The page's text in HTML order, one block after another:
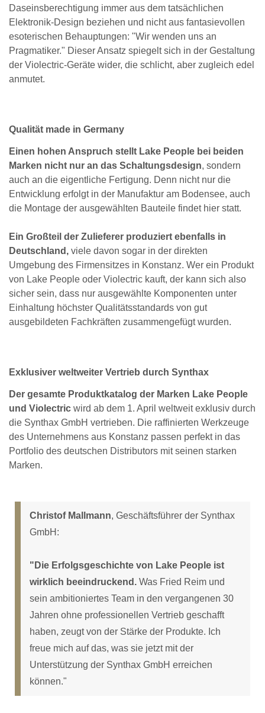
Daseinsberechtigung immer aus dem tatsächlichen
Elektronik-Design beziehen und nicht aus fantasievollen
esoterischen Behauptungen: "Wir wenden uns an
Pragmatiker." Dieser Ansatz spiegelt sich in der Gestaltung
der Violectric-Geräte wider, die schlicht, aber zugleich edel
anmutet.
Qualität made in Germany
Einen hohen Anspruch stellt Lake People bei beiden
Marken nicht nur an das Schaltungsdesign, sondern
auch an die eigentliche Fertigung. Denn nicht nur die
Entwicklung erfolgt in der Manufaktur am Bodensee, auch
die Montage der ausgewählten Bauteile findet hier statt.
Ein Großteil der Zulieferer produziert ebenfalls in
Deutschland, viele davon sogar in der direkten
Umgebung des Firmensitzes in Konstanz. Wer ein Produkt
von Lake People oder Violectric kauft, der kann sich also
sicher sein, dass nur ausgewählte Komponenten unter
Einhaltung höchster Qualitätsstandards von gut
ausgebildeten Fachkräften zusammengefügt wurden.
Exklusiver weltweiter Vertrieb durch Synthax
Der gesamte Produktkatalog der Marken Lake People
und Violectric wird ab dem 1. April weltweit exklusiv durch
die Synthax GmbH vertrieben. Die raffinierten Werkzeuge
des Unternehmens aus Konstanz passen perfekt in das
Portfolio des deutschen Distributors mit seinen starken
Marken.
Christof Mallmann, Geschäftsführer der Synthax
GmbH:
"Die Erfolgsgeschichte von Lake People ist
wirklich beeindruckend. Was Fried Reim und
sein ambitioniertes Team in den vergangenen 30
Jahren ohne professionellen Vertrieb geschafft
haben, zeugt von der Stärke der Produkte. Ich
freue mich auf das, was sie jetzt mit der
Unterstützung der Synthax GmbH erreichen
können."